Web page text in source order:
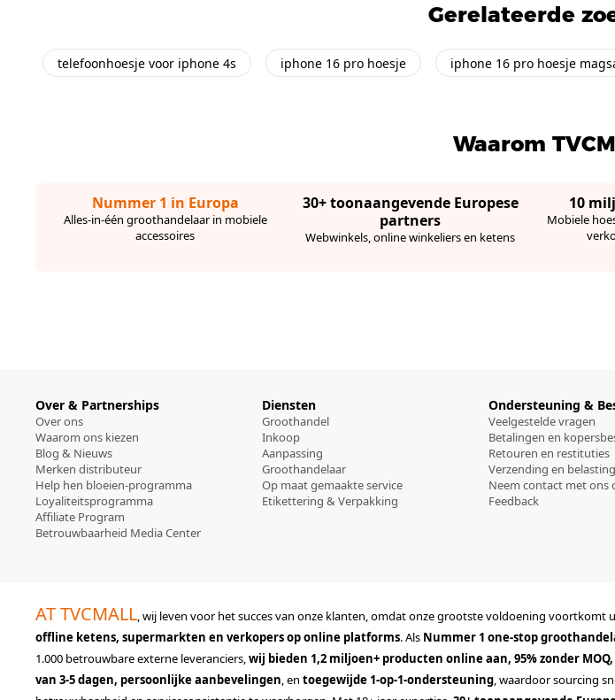
Gerelateerde
telefoonhoesje voor iphone 4s iphone 16 pro hoesje iphone 16 pro hoesje
Waarom
Nummer 1 in Europa
Alles-in-één groothandelaar in mobiele
accessoires
30+ toonaangevende Europese
partners
Webwinkels, online winkeliers en ketens
10
Mobiele
Over & Partnerships
Over ons
Waarom ons kiezen
Blog & Nieuws
Merken distributeur
Help hen bloeien-programma
Loyaliteitsprogramma
Affiliate Program
Betrouwbaarheid Media Center
Diensten
Groothandel
Inkoop
Aanpassing
Groothandelaar
Op maat gemaakte service
Etikettering & Verpakking
Ondersteuning &
Veelgestelde vragen
Betalingen en
Retouren en restituties
Verzending en
Neem contact met ons
Feedback
AT TVCMALL, wij leven voor het succes van onze klanten, omdat onze grootste voldoening
offline ketens, supermarkten en verkopers op online platforms. Als Nummer 1 one-stop
1.000 betrouwbare externe leveranciers,wij bieden 1,2 miljoen+ producten online aan, 95% zonder
van 3-5 dagen, persoonlijke aanbevelingen, en toegewijde 1-op-1-ondersteuning, waardoor sourcing